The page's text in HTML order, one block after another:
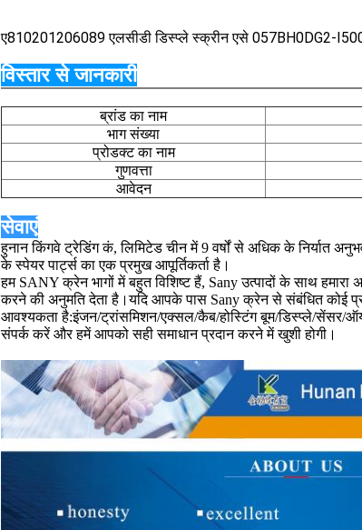
ए810201206089 एलसीडी डिस्प्ले स्क्रीन एसे 057BH0DG2-
विस्तार से जानकारी
ब्रांड का नाम
भाग संख्या
प्रोडक्ट का नाम
गुणवत्ता
आवेदन
सेवाएं
हुनान किंगवे ट्रेडिंग कं, लिमिटेड चीन में 9 वर्षों से अधिक के निर्यात
के स्पेयर पार्ट्स का एक प्रमुख आपूर्तिकर्ता है।
हम SANY क्रेन भागों में बहुत विशिष्ट हैं, Sany उत्पादों के साथ
करने की अनुमति देता है।यदि आपके पास Sany क्रेन से संबंधित कोई
आवश्यकता है:इंजन/ट्रांसमिशन/एक्सल/कैब/होस्टिंग बूम/डिस्प्ले/सेंसर/
संपर्क करें और हमें आपको सही समाधान प्रदान करने में खुशी होगी।